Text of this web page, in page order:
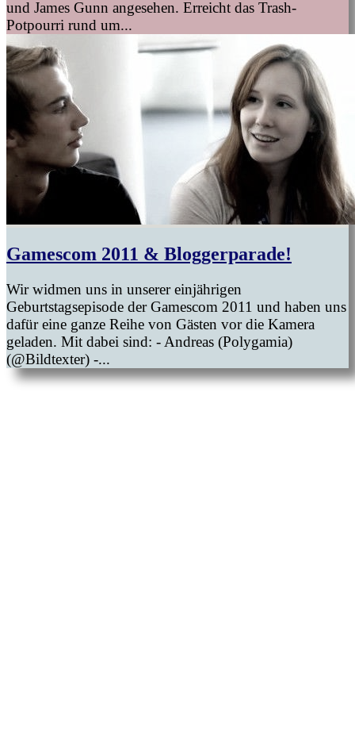
und James Gunn angesehen. Erreicht das Trash-
Potpourri rund um...
Gamescom 2011 & Bloggerparade!
Wir widmen uns in unserer einjährigen
Geburtstagsepisode der Gamescom 2011 und haben uns
dafür eine ganze Reihe von Gästen vor die Kamera
geladen. Mit dabei sind: - Andreas (Polygamia)
(@Bildtexter) -...